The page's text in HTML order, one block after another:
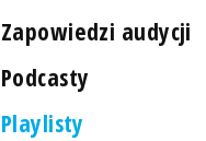
Zapowiedzi audycji
Podcasty
Playlisty